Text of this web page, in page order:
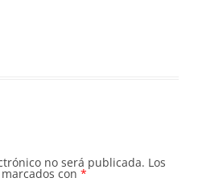
no será publicada. Los
con *